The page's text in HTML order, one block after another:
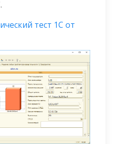
тест 1С от